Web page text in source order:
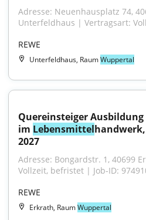
Adresse: Neuenhausplatz 74,
Unterfeldhaus | Vertragsart:
REWE
Unterfeldhaus, RaumWuppertal
Quereinsteiger
im Lebensmittel
2027
Adresse: Bongardstr. 1, 40699
Vollzeit, befristet | Job-ID:
REWE
Erkrath, RaumWuppertal